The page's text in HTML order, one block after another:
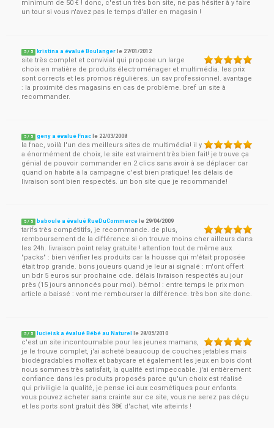
minimum de 50 € ! donc, c'est un très bon site, ne pas hésiter à y faire
un tour si vous n'avez pas le temps d'aller en magasin !
5 / 5 kristina a évalué Boulanger le 27/01/2012
site très complet et convivial qui propose un large
choix en matière de produits électroménager et multimédia. les prix
sont corrects et les promos régulières. un sav professionnel. avantage
: la proximité des magasins en cas de problème. bref un site à
recommander.
5 / 5 geny a évalué Fnac le 22/03/2008
la fnac, voilà l'un des meilleurs sites de multimédia! il y
a énormément de choix, le site est vraiment très bien fait! je trouve ça
génial de pouvoir commander en 2 clics sans avoir à se déplacer car
quand on habite à la campagne c'est bien pratique! les délais de
livraison sont bien respectés. un bon site que je recommande!
5 / 5 baboule a évalué RueDuCommerce le 29/04/2009
tarifs très compétitifs, je recommande. de plus,
remboursement de la différence si on trouve moins cher ailleurs dans
les 24h. livraison point relay gratuite ! attention tout de même aux
"packs" : bien vérifier les produits car la housse qui m'était proposée
était trop grande. bons joueurs quand je leur ai signalé : m'ont offert
un bdr 5 euros sur prochaine cde. délais livraison respectés au jour
près (15 jours annoncés pour moi). bémol : entre temps le prix mon
article a baissé : vont me rembourser la différence. très bon site donc.
5 / 5 lucieisk a évalué Bébé au Naturel le 28/05/2010
c'est un site incontournable pour les jeunes mamans,
je le trouve complet, j'ai acheté beaucoup de couches jetables mais
biodégradables moltex et babycare et également les jeux en bois dont
nous sommes très satisfait, la qualité est impeccable. j'ai entièrement
confiance dans les produits proposés parce qu'un choix est réalisé
qui priviligie la qualité, je pense ici aux cosmétiques pour enfants.
vous pouvez acheter sans crainte sur ce site, vous ne serez pas déçu
et les ports sont gratuit dès 38€ d'achat, vite atteints !